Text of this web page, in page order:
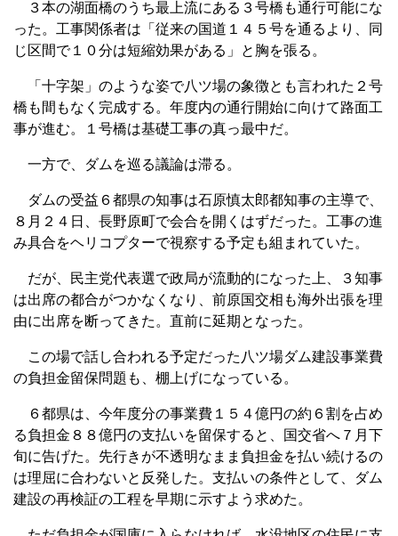
３本の湖面橋のうち最上流にある３号橋も通行可能にな
った。工事関係者は「従来の国道１４５号を通るより、同
じ区間で１０分は短縮効果がある」と胸を張る。
「十字架」のような姿で八ツ場の象徴とも言われた２号
橋も間もなく完成する。年度内の通行開始に向けて路面工
事が進む。１号橋は基礎工事の真っ最中だ。
一方で、ダムを巡る議論は滞る。
ダムの受益６都県の知事は石原慎太郎都知事の主導で、
８月２４日、長野原町で会合を開くはずだった。工事の進
み具合をヘリコプターで視察する予定も組まれていた。
だが、民主党代表選で政局が流動的になった上、３知事
は出席の都合がつかなくなり、前原国交相も海外出張を理
由に出席を断ってきた。直前に延期となった。
この場で話し合われる予定だった八ツ場ダム建設事業費
の負担金留保問題も、棚上げになっている。
６都県は、今年度分の事業費１５４億円の約６割を占め
る負担金８８億円の支払いを留保すると、国交省へ７月下
旬に告げた。先行きが不透明なまま負担金を払い続けるの
は理屈に合わないと反発した。支払いの条件として、ダム
建設の再検証の工程を早期に示すよう求めた。